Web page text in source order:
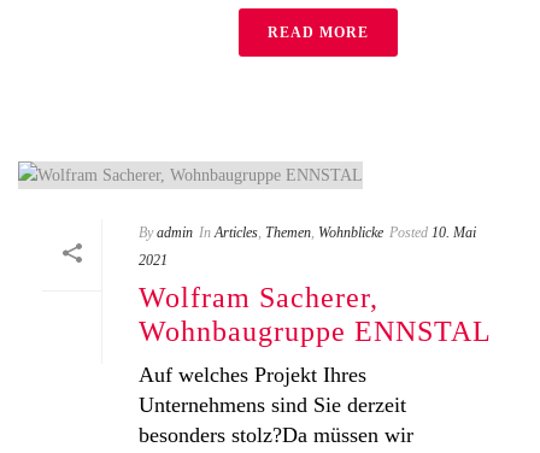
READ MORE
By admin In Articles Themen Wohnblicke Posted 10. Mai
2021
Wolfram Sacherer,
Wohnbaugruppe ENNSTAL
Auf welches Projekt Ihres
Unternehmens sind Sie derzeit
besonders stolz?Da müssen wir